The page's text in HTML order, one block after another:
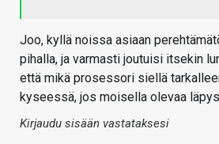
Joo, kyllä noissa asiaan
pihalla, ja varmasti joutuisi itsekin
että mikä prosessori siellä
kyseessä, jos moisella olevaa
Kirjaudu sisään vastataksesi